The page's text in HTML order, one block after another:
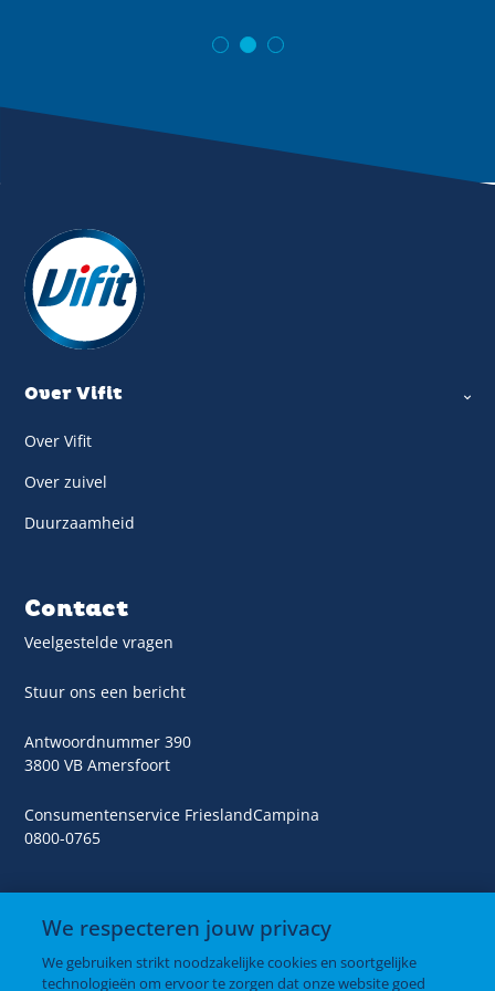
Over Vifit
Over Vifit
Over zuivel
Duurzaamheid
Contact
Veelgestelde vragen
Stuur ons een bericht
Antwoordnummer 390
3800 VB Amersfoort
Consumentenservice FrieslandCampina
0800-0765
Producten
We respecteren jouw privacy
We gebruiken strikt noodzakelijke cookies en soortgelijke
technologieën om ervoor te zorgen dat onze website goed